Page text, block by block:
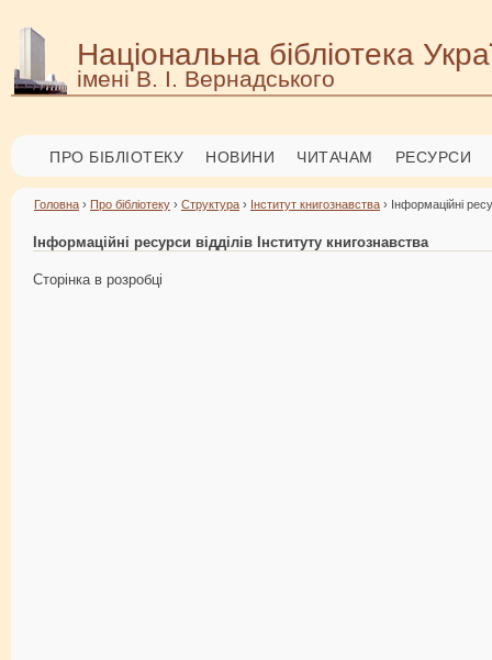
Національна бібліотека
імені В. І. Вернадського
ПРО БІБЛІОТЕКУ НОВИНИ ЧИТАЧАМ РЕСУРСИ
Головна › Про бібліотеку › Структура › Інститут книгознавства › Інформаційні
Інформаційні ресурси відділів Інституту книгознавства
Сторінка в розробці